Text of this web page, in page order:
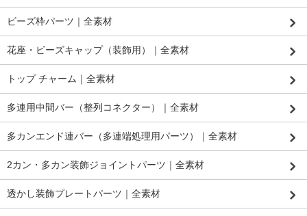
ビーズ枠パーツ｜全素材
花座・ビーズキャップ（装飾用）｜全素材
トップ チャーム｜全素材
多連用中間バー（整列コネクター）｜全素材
多カンエンド連バー（多連端処理用パーツ）｜全素材
2カン・多カン装飾ジョイントパーツ｜全素材
透かし装飾プレートパーツ｜全素材